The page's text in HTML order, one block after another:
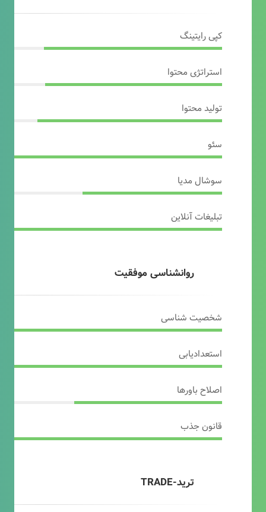
کپی رایتینگ
استراتژی محتوا
تولید محتوا
سئو
سوشال مدیا
تبلیغات آنلاین
روانشناسی موفقیت
شخصیت شناسی
استعدادیابی
اصلاح باورها
قانون جذب
ترید-TRADE